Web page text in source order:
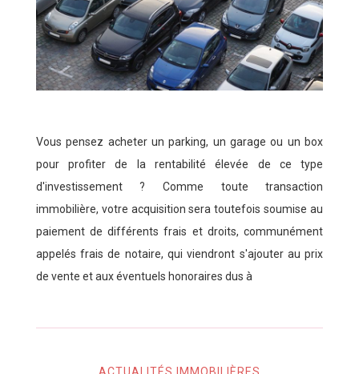
Vous pensez acheter un parking, un garage ou un box
pour profiter de la rentabilité élevée de ce type
d'investissement ? Comme toute transaction
immobilière, votre acquisition sera toutefois soumise au
paiement de différents frais et droits, communément
appelés frais de notaire, qui viendront s'ajouter au prix
de vente et aux éventuels honoraires dus à